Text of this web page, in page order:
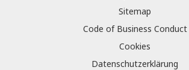
Sitemap
Code of Business Conduct
Cookies
Datenschutzerklärung